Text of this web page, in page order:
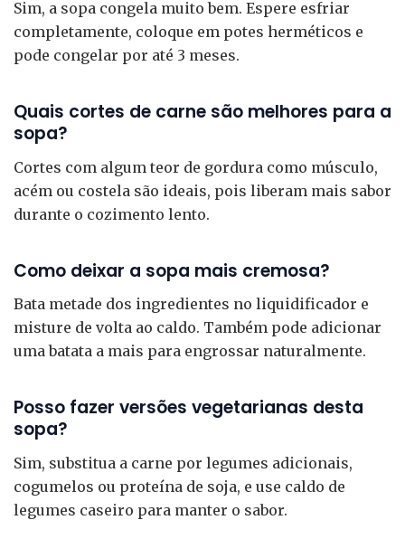
Sim, a sopa congela muito bem. Espere esfriar
completamente, coloque em potes herméticos e
pode congelar por até 3 meses.
Quais cortes de carne são melhores para a
sopa?
Cortes com algum teor de gordura como músculo,
acém ou costela são ideais, pois liberam mais sabor
durante o cozimento lento.
Como deixar a sopa mais cremosa?
Bata metade dos ingredientes no liquidificador e
misture de volta ao caldo. Também pode adicionar
uma batata a mais para engrossar naturalmente.
Posso fazer versões vegetarianas desta
sopa?
Sim, substitua a carne por legumes adicionais,
cogumelos ou proteína de soja, e use caldo de
legumes caseiro para manter o sabor.